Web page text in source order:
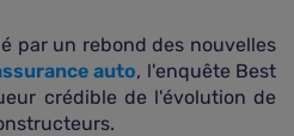
par un rebond des nouvelles
auto, l'enquête Best
crédible de l'évolution de